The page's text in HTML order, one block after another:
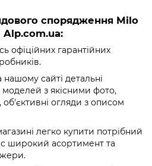
спорядження Milo
Alp.com.ua:
офіційних гарантійних
нашому сайті детальні
моделей з якісними фото,
об'єктивні огляди з описом
легко купити потрібний
широкий асортимент та